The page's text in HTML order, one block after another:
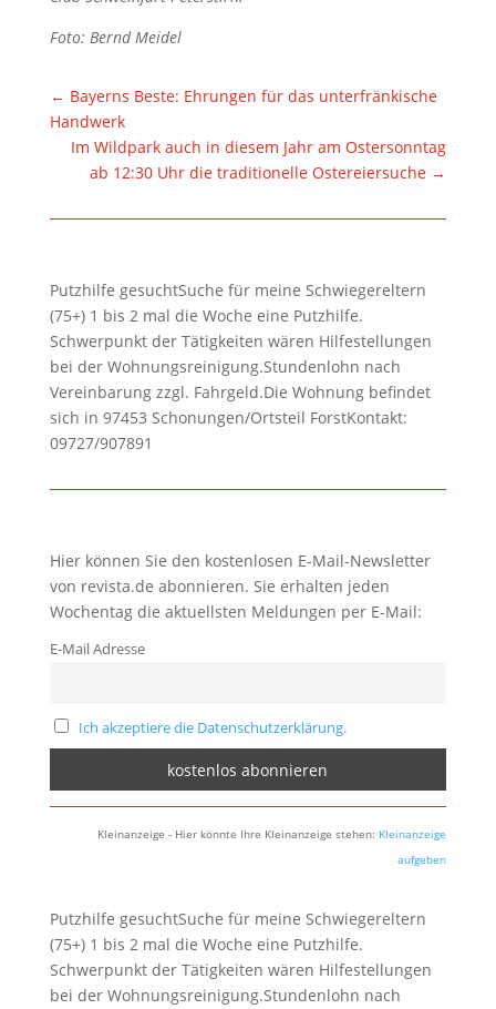
Foto: Bernd Meidel
← Bayerns Beste: Ehrungen für das unterfränkische
Handwerk
Im Wildpark auch in diesem Jahr am Ostersonntag
ab 12:30 Uhr die traditionelle Ostereiersuche →
Putzhilfe gesuchtSuche für meine Schwiegereltern
(75+) 1 bis 2 mal die Woche eine Putzhilfe.
Schwerpunkt der Tätigkeiten wären Hilfestellungen
bei der Wohnungsreinigung.Stundenlohn nach
Vereinbarung zzgl. Fahrgeld.Die Wohnung befindet
sich in 97453 Schonungen/Ortsteil ForstKontakt:
09727/907891
Hier können Sie den kostenlosen E-Mail-Newsletter
von revista.de abonnieren. Sie erhalten jeden
Wochentag die aktuellsten Meldungen per E-Mail:
E-Mail Adresse
Ich akzeptiere die Datenschutzerklärung.
Kleinanzeige - Hier könnte Ihre Kleinanzeige stehen: Kleinanzeige
aufgeben
Putzhilfe gesuchtSuche für meine Schwiegereltern
(75+) 1 bis 2 mal die Woche eine Putzhilfe.
Schwerpunkt der Tätigkeiten wären Hilfestellungen
bei der Wohnungsreinigung.Stundenlohn nach